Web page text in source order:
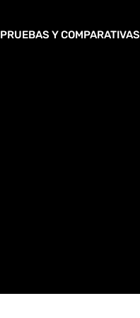
PRUEBAS Y COMPARATIVAS